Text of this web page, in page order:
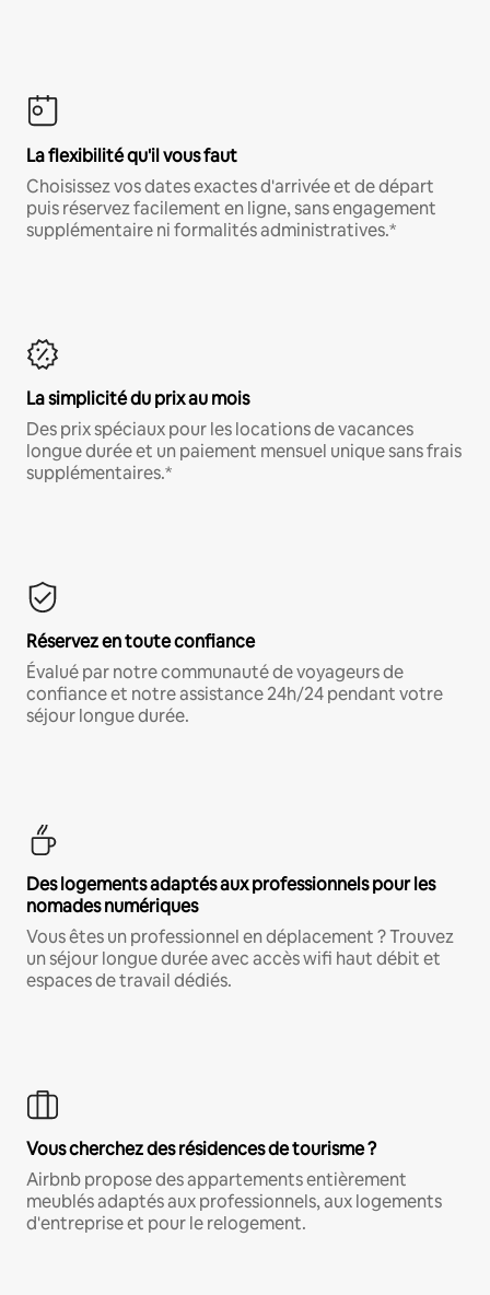
La flexibilité qu'il vous faut
Choisissez vos dates exactes d'arrivée et de départ
puis réservez facilement en ligne, sans engagement
supplémentaire ni formalités administratives.*
La simplicité du prix au mois
Des prix spéciaux pour les locations de vacances
longue durée et un paiement mensuel unique sans frais
supplémentaires.*
Réservez en toute confiance
Évalué par notre communauté de voyageurs de
confiance et notre assistance 24h/24 pendant votre
séjour longue durée.
Des logements adaptés aux professionnels pour les
nomades numériques
Vous êtes un professionnel en déplacement ? Trouvez
un séjour longue durée avec accès wifi haut débit et
espaces de travail dédiés.
Vous cherchez des résidences de tourisme ?
Airbnb propose des appartements entièrement
meublés adaptés aux professionnels, aux logements
d'entreprise et pour le relogement.